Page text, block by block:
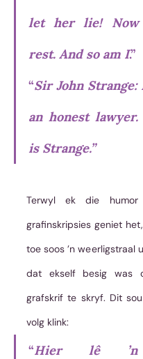
let her lie! Now
rest. And so am I.”
“Sir John
an honest
is Strange.”
Terwyl ek die
grafinskripsies geniet
toe soos ’n weerligstraal
dat ekself besig was
grafskrif te skryf. Dit
volg klink:
“Hier lê ’n